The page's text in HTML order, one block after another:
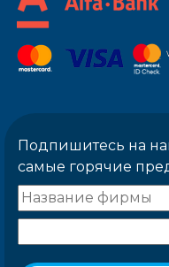
Подпишитесь на
самые горячие